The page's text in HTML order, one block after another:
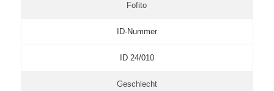
Fofito
ID-Nummer
ID 24/010
Geschlecht